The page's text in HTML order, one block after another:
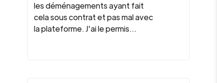
les déménagements ayant fait
cela sous contrat et pas mal avec
la plateforme. J'ai le permis...